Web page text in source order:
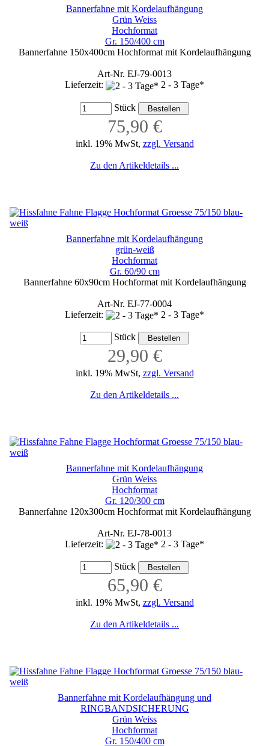
Bannerfahne mit Kordelaufhängung
Grün Weiss
Hochformat
Gr. 150/400 cm
Bannerfahne 150x400cm Hochformat mit Kordelaufhängung
Art-Nr. EJ-79-0013
Lieferzeit:
2 - 3 Tage*
Stück
75,90 €
inkl. 19% MwSt, zzgl. Versand
Zu den Artikeldetails ...
Bannerfahne mit Kordelaufhängung
grün-weiß
Hochformat
Gr. 60/90 cm
Bannerfahne 60x90cm Hochformat mit Kordelaufhängung
Art-Nr. EJ-77-0004
Lieferzeit:
2 - 3 Tage*
Stück
29,90 €
inkl. 19% MwSt, zzgl. Versand
Zu den Artikeldetails ...
Bannerfahne mit Kordelaufhängung
Grün Weiss
Hochformat
Gr. 120/300 cm
Bannerfahne 120x300cm Hochformat mit Kordelaufhängung
Art-Nr. EJ-78-0013
Lieferzeit:
2 - 3 Tage*
Stück
65,90 €
inkl. 19% MwSt, zzgl. Versand
Zu den Artikeldetails ...
Bannerfahne mit Kordelaufhängung und
RINGBANDSICHERUNG
Grün Weiss
Hochformat
Gr. 150/400 cm